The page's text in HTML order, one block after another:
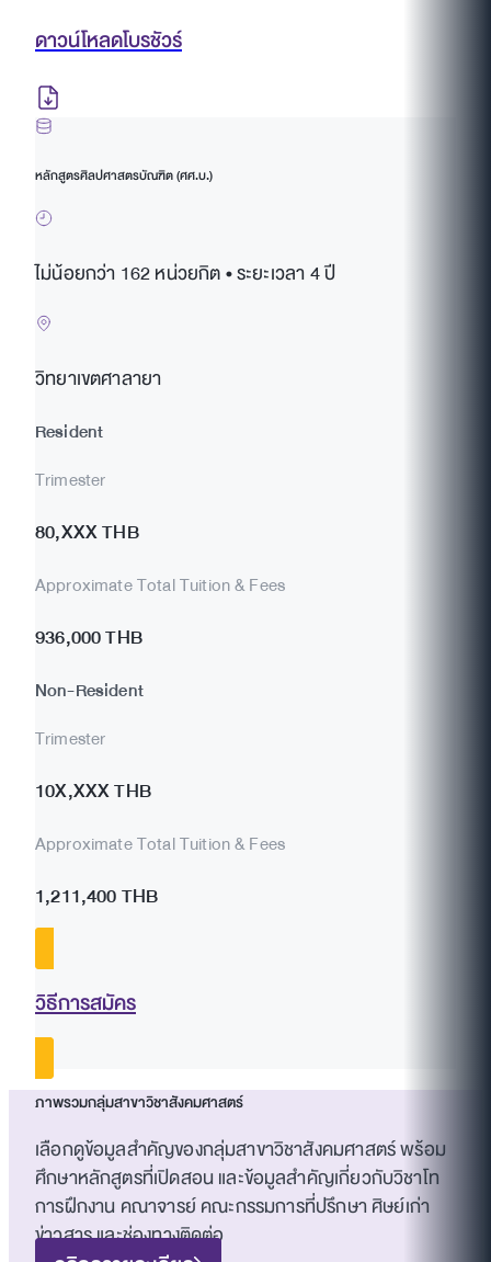
สัมพันธ์ระหว่างประเทศและกิจการโลก พร้อมพัฒนาทักษะ
การคิดเชิงวิพากษ์ การวิจัย และการสื่อสารที่จำเป็นสำหรับ
ประเทศ และอื่น ๆ หลักสูตรสหวิทยาการของเรามอบมุมมอง
เฉพาะตัวเกี่ยวกับความท้าทายระดับโลกและพลวัตของ
ความร่วมมือระหว่างประเทศ ทั้งในห้องเรียนและผ่าน
กิจกรรมนอกหลักสูตรที่หลากหลาย เช่น การอภิปรายบน
สภาพแวดล้อมทางวิชาการที่มีชีวิตชีวาและหลากหลาย
ฝึกงาน โครงการศึกษาต่างประเทศ และการมีส่วนร่วม
พัฒนาเอกชน หรือภาครัฐและคณะทูต บัณฑิตจะจบการ
ศึกษาไม่เพียงแค่ได้รับปริญญา แต่ยังมีความมั่นใจและมุม
มองระดับโลกที่จำเป็นในการกำหนดนโยบาย สร้างการ
เปลี่ยนแปลง และสร้างโลกที่เชื่อมโยงและเป็นธรรมมากขึ้น
ดาวน์โหลดโบรชัวร์
หลักสูตรศิลปศาสตรบัณฑิต (ศศ.บ.)
ไม่น้อยกว่า 162 หน่วยกิต • ระยะเวลา 4 ปี
วิทยาเขตศาลายา
Resident
Trimester
80,XXX THB
Approximate Total Tuition & Fees
936,000 THB
Non-Resident
Trimester
10X,XXX THB
Approximate Total Tuition & Fees
1,211,400 THB
วิธีการสมัคร
ภาพรวมกลุ่มสาขาวิชาสังคมศาสตร์
เลือกดูข้อมูลสำคัญของกลุ่มสาขาวิชาสังคมศาสตร์ พร้อม
ศึกษาหลักสูตรที่เปิดสอน และข้อมูลสำคัญเกี่ยวกับวิชาโท
การฝึกงาน คณาจารย์ คณะกรรมการที่ปรึกษา ศิษย์เก่า
ข่าวสาร และช่องทางติดต่อ